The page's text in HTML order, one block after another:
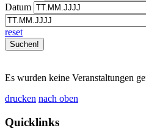
Datum
reset
Es wurden keine Veranstaltungen
drucken nach oben
Quicklinks